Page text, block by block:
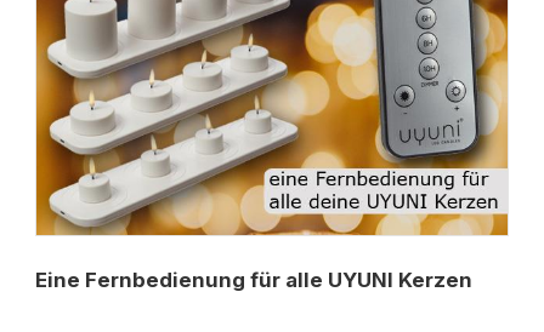
Eine Fernbedienung für alle UYUNI Kerzen